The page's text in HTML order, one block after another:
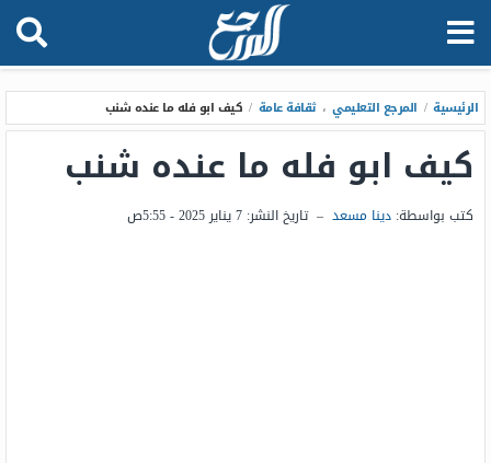
الرئيسية / المرجع التعليمي ، ثقافة عامة / كيف ابو فله ما عنده شنب
كيف ابو فله ما عنده شنب
كتب بواسطة: دينا مسعد – تاريخ النشر: 7 يناير 2025 - 5:55ص